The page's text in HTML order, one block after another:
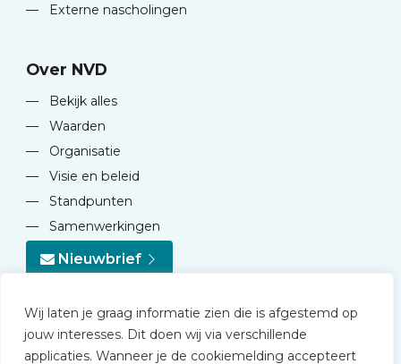
Wij laten je graag informatie zien die is afgestemd op
jouw interesses. Dit doen wij via verschillende
applicaties. Wanneer je de cookiemelding accepteert
—
Externe nascholingen
Over NVD
—
Bekijk alles
—
Waarden
—
Organisatie
—
Visie en beleid
—
Standpunten
—
Samenwerkingen
Nieuwbrief